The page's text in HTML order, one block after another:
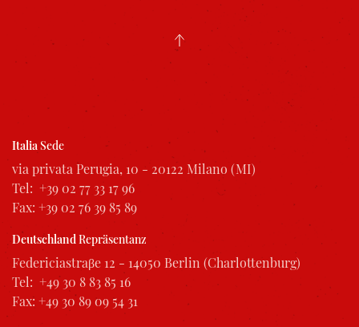
ItaliaSede
via privata Perugia, 10 - 20122 Milano (MI)
Tel: +39 02 77 33 17 96
Fax: +39 02 76 39 85 89
DeutschlandRepräsentanz
Federiciastraβe 12 - 14050 Berlin (Charlottenburg)
Tel: +49 30 8 83 85 16
Fax: +49 30 89 09 54 31